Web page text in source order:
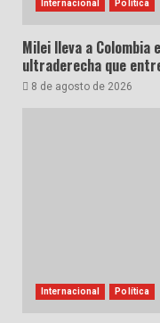
Internacional Política
Milei lleva a Colombia
ultraderecha que
8 de agosto de 2026
Internacional Política